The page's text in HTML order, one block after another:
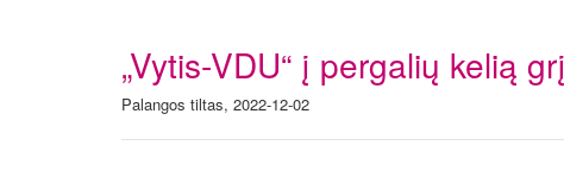
„Vytis-VDU“ į pergalių kelią
Palangos tiltas, 2022-12-02